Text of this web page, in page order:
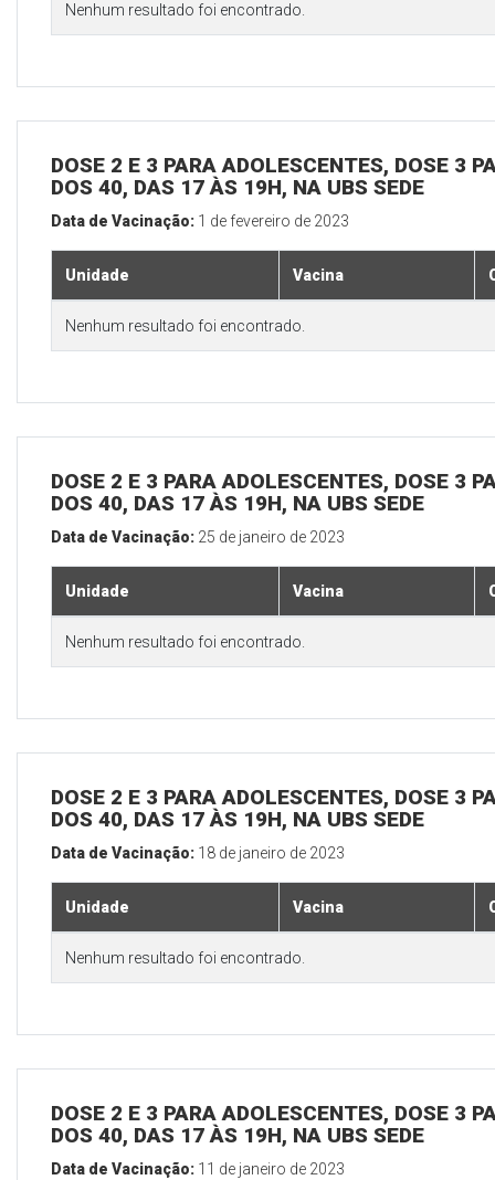
Nenhum resultado foi encontrado.
DOSE 2 E 3 PARA ADOLESCENTES, DOSE 3
DOS 40, DAS 17 ÀS 19H, NA UBS SEDE
Data de Vacinação: 1 de fevereiro de 2023
Unidade Vacina
Nenhum resultado foi encontrado.
DOSE 2 E 3 PARA ADOLESCENTES, DOSE 3
DOS 40, DAS 17 ÀS 19H, NA UBS SEDE
Data de Vacinação: 25 de janeiro de 2023
Unidade Vacina
Nenhum resultado foi encontrado.
DOSE 2 E 3 PARA ADOLESCENTES, DOSE 3
DOS 40, DAS 17 ÀS 19H, NA UBS SEDE
Data de Vacinação: 18 de janeiro de 2023
Unidade Vacina
Nenhum resultado foi encontrado.
DOSE 2 E 3 PARA ADOLESCENTES, DOSE 3
DOS 40, DAS 17 ÀS 19H, NA UBS SEDE
Data de Vacinação: 11 de janeiro de 2023